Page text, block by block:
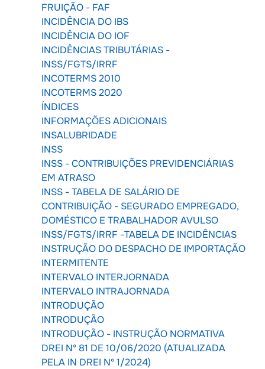
FRUIÇÃO - FAF
INCIDÊNCIA DO IBS
INCIDÊNCIA DO IOF
INCIDÊNCIAS TRIBUTÁRIAS -
INSS/FGTS/IRRF
INCOTERMS 2010
INCOTERMS 2020
ÍNDICES
INFORMAÇÕES ADICIONAIS
INSALUBRIDADE
INSS
INSS - CONTRIBUIÇÕES PREVIDENCIÁRIAS
EM ATRASO
INSS - TABELA DE SALÁRIO DE
CONTRIBUIÇÃO - SEGURADO EMPREGADO,
DOMÉSTICO E TRABALHADOR AVULSO
INSS/FGTS/IRRF -TABELA DE INCIDÊNCIAS
INSTRUÇÃO DO DESPACHO DE IMPORTAÇÃO
INTERMITENTE
INTERVALO INTERJORNADA
INTERVALO INTRAJORNADA
INTRODUÇÃO
INTRODUÇÃO
INTRODUÇÃO - INSTRUÇÃO NORMATIVA
DREI Nº 81 DE 10/06/2020 (ATUALIZADA
PELA IN DREI Nº 1/2024)